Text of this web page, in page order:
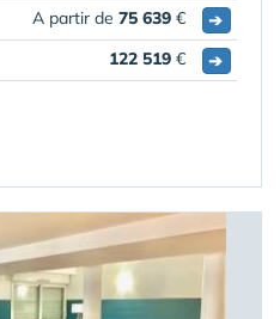
A partir de 75 639 €
➔
122 519 € ➔